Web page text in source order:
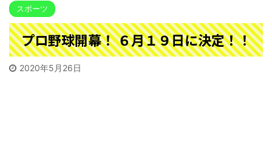
スポーツ
プロ野球開幕！ ６月１９日に決定！！
2020年5月26日